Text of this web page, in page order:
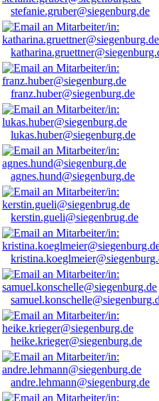
stefanie.gruber@siegenburg.de
franz.huber@siegenburg.de
lukas.huber@siegenburg.de
agnes.hund@siegenburg.de
kerstin.gueli@siegenbrug.de
heike.krieger@siegenburg.de
andre.lehmann@siegenburg.de